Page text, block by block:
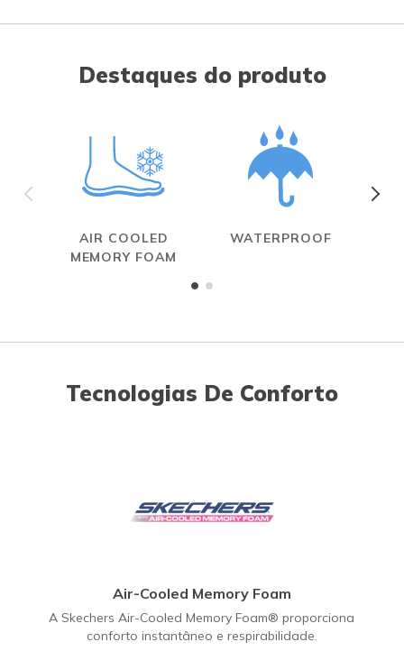
Destaques do produto
AIR COOLED
MEMORY FOAM
WATERPROOF
Tecnologias De Conforto
Air-Cooled Memory Foam
A Skechers Air-Cooled Memory Foam® proporciona
conforto instantâneo e respirabilidade.